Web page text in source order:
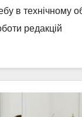
в технічному
редакцій